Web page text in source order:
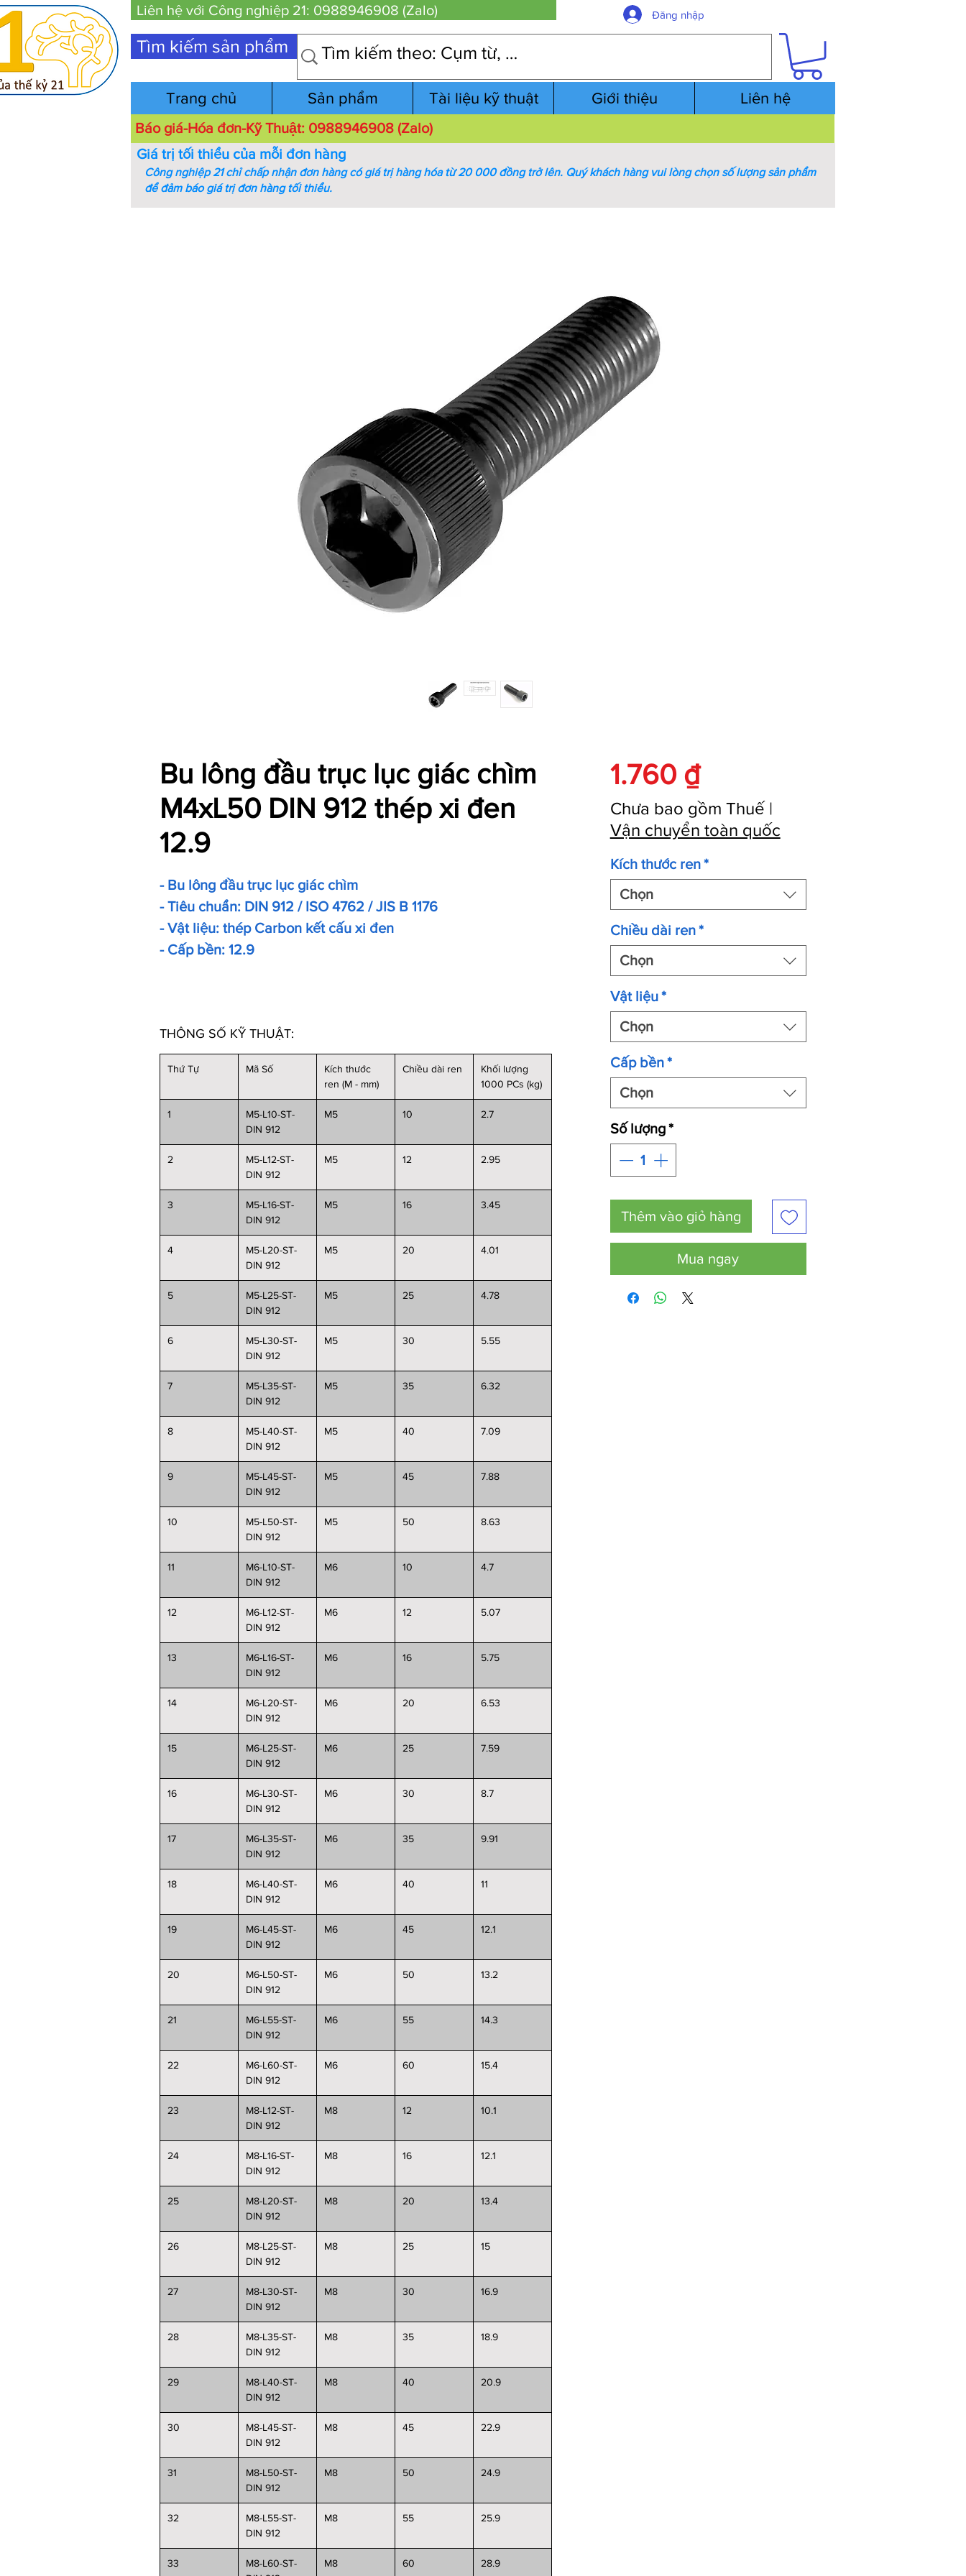
Liên hệ với Công nghiệp 21: 0988946908 (Zalo) Đăng nhập
Tìm kiếm sản phẩm
Trang chủ Sản phẩm Tài liệu kỹ thuật Giới thiệu Liên hệ
Báo giá-Hóa đơn-Kỹ Thuật: 0988946908 (Zalo)
Bu lông đầu trục lục giác chìm
M4xL50 DIN 912 thép xi đen
12.9
- Bu lông đầu trục lục giác chìm
- Tiêu chuẩn: DIN 912 / ISO 4762 / JIS B 1176
- Vật liệu: thép Carbon kết cấu xi đen
- Cấp bền: 12.9
THÔNG SỐ KỸ THUẬT:
Thứ Tự Mã Số
Kích thước
ren (M - mm)
Chiều dài ren
Khối lượng
1000 PCs (kg)
1
M5-L10-ST-
DIN 912
M5 10 2.7
2
M5-L12-ST-
DIN 912
M5 12 2.95
3
M5-L16-ST-
DIN 912
M5 16 3.45
4
M5-L20-ST-
DIN 912
M5 20 4.01
5
M5-L25-ST-
DIN 912
M5 25 4.78
6
M5-L30-ST-
DIN 912
M5 30 5.55
7
M5-L35-ST-
DIN 912
M5 35 6.32
8
M5-L40-ST-
DIN 912
M5 40 7.09
9
M5-L45-ST-
DIN 912
M5 45 7.88
10
M5-L50-ST-
DIN 912
M5 50 8.63
11
M6-L10-ST-
DIN 912
M6 10 4.7
12
M6-L12-ST-
DIN 912
M6 12 5.07
13
M6-L16-ST-
DIN 912
M6 16 5.75
14
M6-L20-ST-
DIN 912
M6 20 6.53
15
M6-L25-ST-
DIN 912
M6 25 7.59
16
M6-L30-ST-
DIN 912
M6 30 8.7
17
M6-L35-ST-
DIN 912
M6 35 9.91
18
M6-L40-ST-
DIN 912
M6 40 11
19
M6-L45-ST-
DIN 912
M6 45 12.1
20
M6-L50-ST-
DIN 912
M6 50 13.2
21
M6-L55-ST-
DIN 912
M6 55 14.3
22
M6-L60-ST-
DIN 912
M6 60 15.4
23
M8-L12-ST-
DIN 912
M8 12 10.1
24
M8-L16-ST-
DIN 912
M8 16 12.1
25
M8-L20-ST-
DIN 912
M8 20 13.4
26
M8-L25-ST-
DIN 912
M8 25 15
27
M8-L30-ST-
DIN 912
M8 30 16.9
28
M8-L35-ST-
DIN 912
M8 35 18.9
29
M8-L40-ST-
DIN 912
M8 40 20.9
30
M8-L45-ST-
DIN 912
M8 45 22.9
31
M8-L50-ST-
DIN 912
M8 50 24.9
32
M8-L55-ST-
DIN 912
M8 55 25.9
33
M8-L60-ST-
M8 60 28.9
1.760 ₫Giá
Chưa bao gồm Thuế|
Vận chuyển toàn quốc
Kích thước ren*
Chọn
Chiều dài ren*
Chọn
Vật liệu*
Chọn
Cấp bền*
Chọn
Số lượng*
Thêm vào giỏ hàng
Mua ngay
Giá trị tối thiểu của mỗi đơn hàng
Công nghiệp 21 chỉ chấp nhận đơn hàng có giá trị hàng hóa từ 20 000 đồng trở lên. Quý khách hàng vui lòng chọn số lượng sản phẩm
để đảm báo giá trị đơn hàng tối thiểu.